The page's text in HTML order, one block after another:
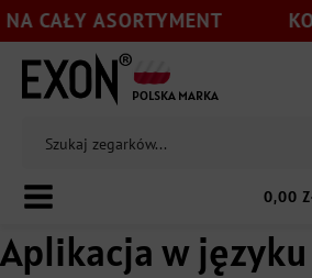
ASORTYMENT KOD:
POLSKA MARKA
0,00
Aplikacja w